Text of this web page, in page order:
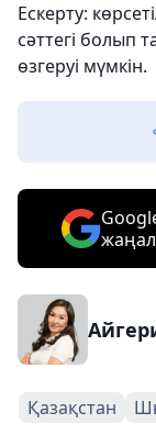
Ескерту:
сәттегі болып
өзгеруі мүмкін.
Қазақстан